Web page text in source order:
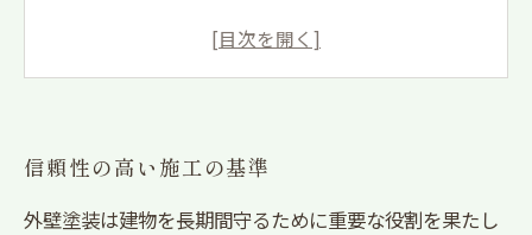
施工前の細かな打ち合わせでお客様に合わせた
信頼性の高い施工の基準
外壁塗装は建物を長期間守るために重要な役割を果たし